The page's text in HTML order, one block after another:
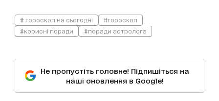
# гороскоп на сьогодні
#гороскоп
#корисні поради
#поради астролога
Не пропустіть головне! Підпишіться на
наші оновлення в Google!